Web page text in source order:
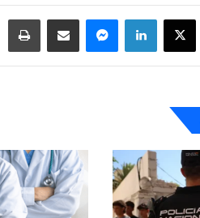
فيسبوك لينكدإن